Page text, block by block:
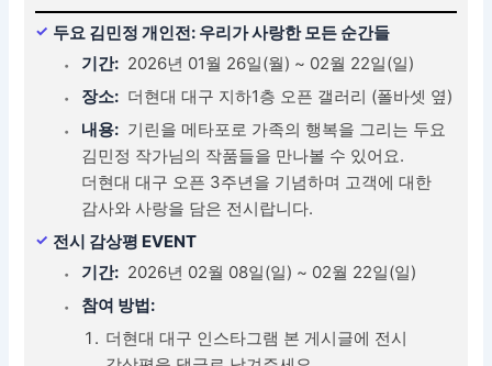
두요 김민정 개인전: 우리가 사랑한 모든 순간들
기간: 2026년 01월 26일(월) ~ 02월 22일(일)
장소: 더현대 대구 지하1층 오픈 갤러리 (폴바셋 옆)
내용: 기린을 메타포로 가족의 행복을 그리는 두요
김민정 작가님의 작품들을 만나볼 수 있어요.
더현대 대구 오픈 3주년을 기념하며 고객에 대한
감사와 사랑을 담은 전시랍니다.
전시 감상평 EVENT
기간: 2026년 02월 08일(일) ~ 02월 22일(일)
참여 방법:
더현대 대구 인스타그램 본 게시글에 전시